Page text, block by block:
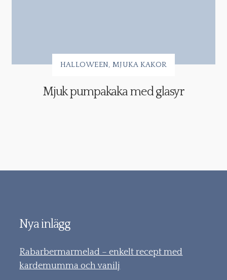
HALLOWEEN MJUKA KAKOR
Mjuk pumpakaka med glasyr
Nya inlägg
Rabarbermarmelad – enkelt recept med
kardemumma och vanilj